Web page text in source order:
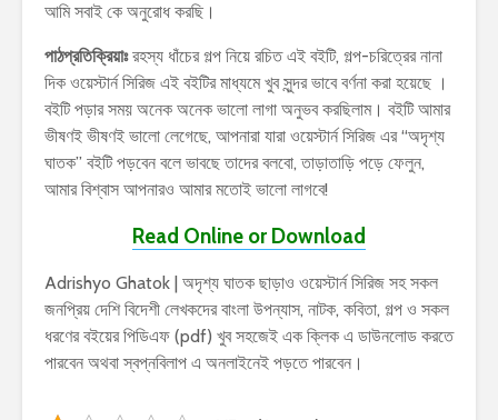
আমি সবাই কে অনুরোধ করছি।
পাঠপ্রতিক্রিয়াঃরহস্য ধাঁচের গল্প নিয়ে রচিত এই বইটি, গল্প-চরিত্রের নানা
দিক ওয়েস্টার্ন সিরিজ এই বইটির মাধ্যমে খুব সুন্দর ভাবে বর্ণনা করা হয়েছে ।
বইটি পড়ার সময় অনেক অনেক ভালো লাগা অনুভব করছিলাম। বইটি আমার
ভীষণই ভীষণই ভালো লেগেছে, আপনারা যারা ওয়েস্টার্ন সিরিজ এর “অদৃশ্য
ঘাতক” বইটি পড়বেন বলে ভাবছে তাদের বলবো, তাড়াতাড়ি পড়ে ফেলুন,
আমার বিশ্বাস আপনারও আমার মতোই ভালো লাগবে!
Read Online or Download
Adrishyo Ghatok | অদৃশ্য ঘাতক ছাড়াও ওয়েস্টার্ন সিরিজ সহ সকল
জনপ্রিয় দেশি বিদেশী লেখকদের বাংলা উপন্যাস, নাটক, কবিতা, গল্প ও সকল
ধরণের বইয়ের পিডিএফ (pdf) খুব সহজেই এক ক্লিক এ ডাউনলোড করতে
পারবেন অথবা স্বপ্নবিলাপ এ অনলাইনেই পড়তে পারবেন।